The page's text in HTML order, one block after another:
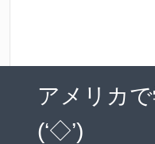
アメリカ
(‘◇’)ゞ